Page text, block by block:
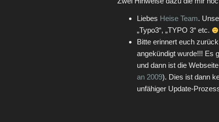
Liebes Heise Team.
„Typo3“, „TYPO 3“ etc.
Bitte erinnert euch
angekündigt wurde!!! Es
und dann ist die
an 2009). Dies ist dann
unfähiger Update-